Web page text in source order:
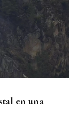
en una